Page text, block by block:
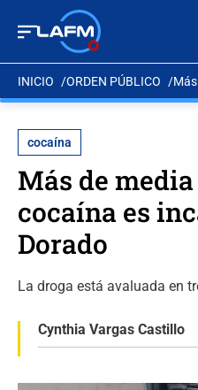
INICIO ORDEN PÚBLICO
cocaína
Más de
cocaína es
Dorado
La droga está avaluada en
Cynthia Vargas Castillo